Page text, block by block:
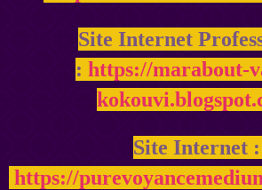
Site Internet
: https://marabout-
Site Internet :
https://